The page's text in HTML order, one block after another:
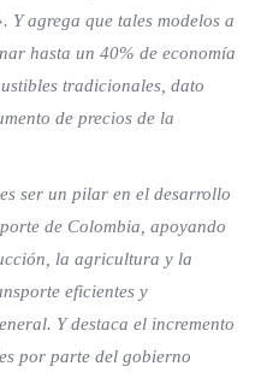
Y agrega que tales modelos a
hasta un 40% de economía
tradicionales, dato
de precios de la
ser un pilar en el desarrollo
de Colombia, apoyando
la agricultura y la
eficientes y
Y destaca el incremento
por parte del gobierno